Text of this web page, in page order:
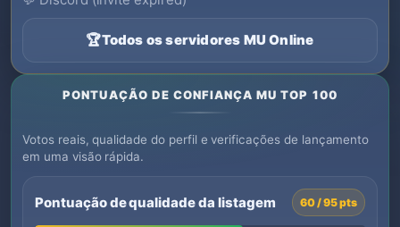
🏆Todos os servidores MU Online
PONTUAÇÃO DE CONFIANÇA MU TOP 100
Votos reais, qualidade do perfil e verificações de lançamento
em uma visão rápida.
Pontuação de qualidade da listagem 60 / 95 pts